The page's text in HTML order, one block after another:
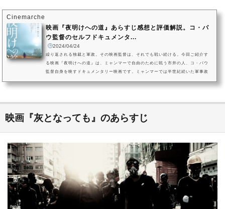
Cinemarche
映画『夜明けへの道』あらすじ感想と評価解説。コ・パ
ウ監督のセルフドキュメンタ...
2024/04/24
繰り返される独裁と軍政。その映画監督は、それでも戦い続ける。今回ご紹介す
る映画『夜明けへの道』は、ミャンマーで自由のために戦う市井の人、コ・パウ
監督自身を映すドキュメンタリー映画です。ミャンマーでは半世紀続いた軍事政
映画『灰となっても』のあらすじ